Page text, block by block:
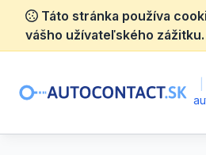
Táto stránka používa
vášho užívateľského zážitku.